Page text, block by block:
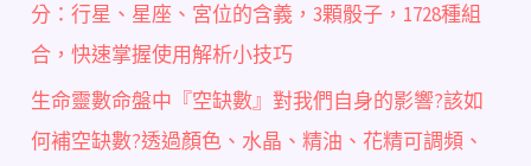
分：行星、星座、宮位的含義，3顆骰子，1728種組
合，快速掌握使用解析小技巧
生命靈數命盤中『空缺數』對我們自身的影響?該如
何補空缺數?透過顏色、水晶、精油、花精可調頻、